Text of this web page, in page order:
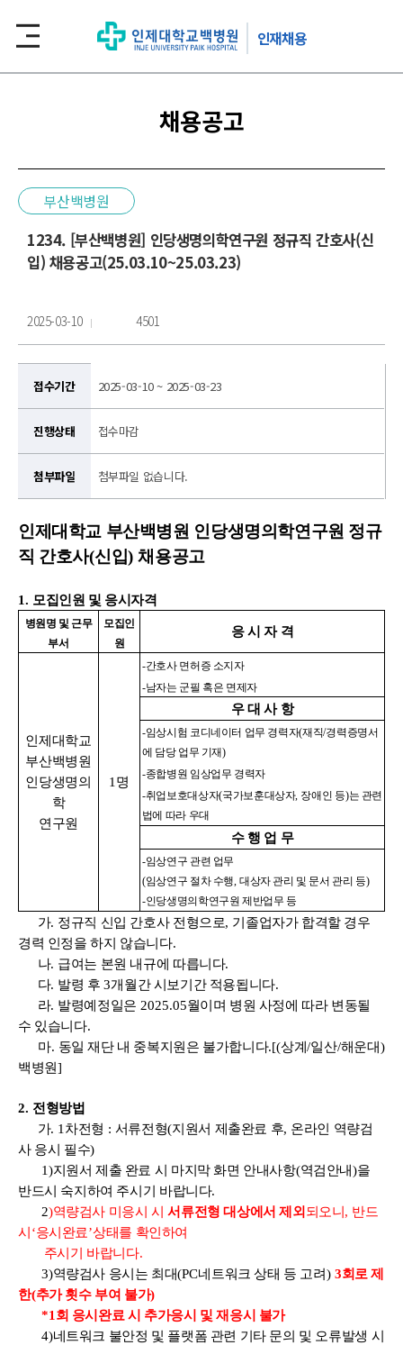
인재채용
채용공고
부산백병원
1234. [부산백병원] 인당생명의학연구원 정규직 간호사(신
입) 채용공고(25.03.10~25.03.23)
2025-03-10 4501
접수기간 2025-03-10 ~ 2025-03-23
진행상태 접수마감
첨부파일 첨부파일 없습니다.
인제대학교 부산백병원 인당생명의학연구원 정규
직 간호사(신입)채용공고
1. 모집인원 및 응시자격
병원명 및 근무
부서
모집인
원
응 시 자 격
인제대학교
부산백병원
인당생명의
학
연구원
1명
-간호사 면허증 소지자
-남자는 군필 혹은 면제자
우 대 사 항
-임상시험 코디네이터 업무 경력자(재직/경력증명서
에 담당 업무 기재)
-종합병원 임상업무 경력자
-취업보호대상자(국가보훈대상자, 장애인 등)는 관련
법에 따라 우대
수 행 업 무
-임상연구 관련 업무
(임상연구 절차 수행, 대상자 관리 및 문서 관리 등)
-인당생명의학연구원 제반업무 등
가. 정규직 신입 간호사 전형으로, 기졸업자가 합격할 경우
경력 인정을 하지 않습니다.
나. 급여는 본원 내규에 따릅니다.
다. 발령 후3개월간 시보기간 적용됩니다.
라. 발령예정일은 2025.05월이며 병원 사정에 따라 변동될
수 있습니다.
마. 동일 재단 내 중복지원은 불가합니다.[(상계/일산/해운대)
백병원]
2. 전형방법
가. 1차전형 : 서류전형(지원서 제출완료 후, 온라인 역량검
사 응시 필수)
1)지원서 제출 완료 시 마지막 화면 안내사항(역검안내)을
반드시 숙지하여 주시기 바랍니다.
2)역량검사 미응시 시서류전형 대상에서 제외 되오니 , 반드
시 ‘응시완료’상태를 확인하여
주시기 바랍니다.
3)역량검사 응시는 최대(PC네트워크 상태 등 고려) 3회로 제
한(추가 횟수 부여 불가)
*1회 응시완료 시 추가응시 및 재응시 불가
4)네트워크 불안정 및 플랫폼 관련 기타 문의 및 오류발생 시